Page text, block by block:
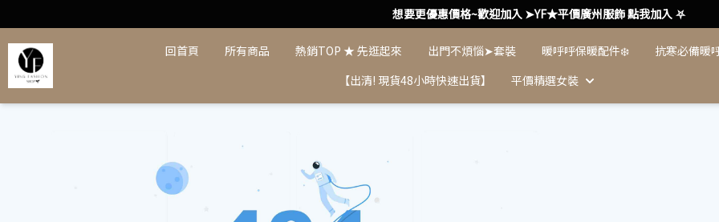
想要更優惠價格~歡迎加入 ➤YF★平價廣州服飾 點我加入 ⛧
回首頁 所有商品 熱銷TOP ★ 先逛起來 出門不煩惱➤套裝 暖呼呼保暖配件❄️
抗寒必備暖
【出清! 現貨48小時快速出貨】
平價精選女裝